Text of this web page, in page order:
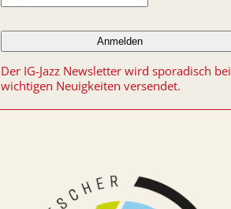
Der IG-Jazz Newsletter wird sporadisch bei
wichtigen Neuigkeiten versendet.